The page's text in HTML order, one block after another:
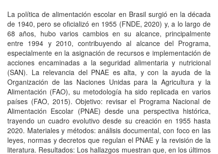
La política de alimentación escolar en Brasil surgió en la década
de 1940, pero se oficializó en 1955 (FNDE, 2020) y, a lo largo de
68 años, hubo varios cambios en su alcance, principalmente
entre 1994 y 2010, contribuyendo al alcance del Programa,
especialmente en la asignación de recursos e implementación de
acciones encaminadas a la seguridad alimentaria y nutricional
(SAN). La relevancia del PNAE es alta, y con la ayuda de la
Organización de las Naciones Unidas para la Agricultura y la
Alimentación (FAO), su metodología ha sido replicada en varios
países (FAO, 2015). Objetivo: revisar el Programa Nacional de
Alimentación Escolar (PNAE) desde una perspectiva histórica,
trayendo un cuadro evolutivo desde su creación en 1955 hasta
2020. Materiales y métodos: análisis documental, con foco en las
leyes, normas y decretos que regulan el PNAE y la revisión de la
literatura. Resultados: Los hallazgos muestran que, en los últimos